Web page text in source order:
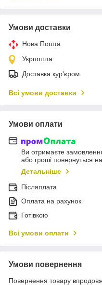
Умови доставки
Нова Пошта
Укрпошта
Доставка кур'єром
Всі умови доставки
Умови оплати
Ви отримаєте
або гроші повернуться
Детальніше
Післяплата
Оплата на рахунок
Готівкою
Всі умови оплати
Умови повернення
Повернення товару